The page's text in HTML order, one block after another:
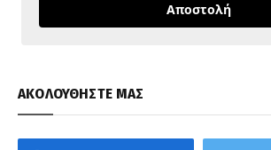
Αποστολή
ΑΚΟΛΟΥΘΗΣΤΕ ΜΑΣ